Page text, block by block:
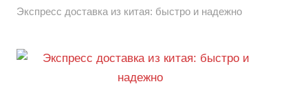
Экспресс доставка из китая: быстро и надежно